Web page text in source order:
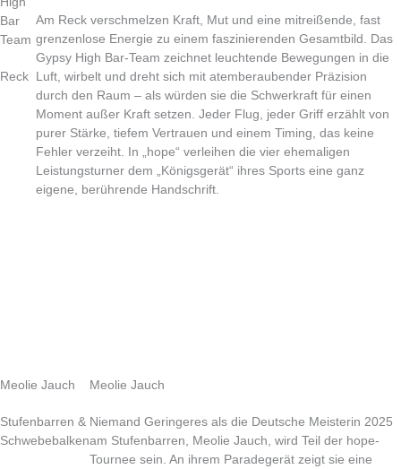
Bar
Team
Reck
Am Reck verschmelzen Kraft, Mut und eine mitreißende, fast
grenzenlose Energie zu einem faszinierenden Gesamtbild. Das
Gypsy High Bar-Team zeichnet leuchtende Bewegungen in die
Luft, wirbelt und dreht sich mit atemberaubender Präzision
durch den Raum – als würden sie die Schwerkraft für einen
Moment außer Kraft setzen. Jeder Flug, jeder Griff erzählt von
purer Stärke, tiefem Vertrauen und einem Timing, das keine
Fehler verzeiht. In „hope“ verleihen die vier ehemaligen
Leistungsturner dem „Königsgerät“ ihres Sports eine ganz
eigene, berührende Handschrift.
Meolie Jauch
Stufenbarren &
Schwebebalken
Meolie Jauch
Niemand Geringeres als die Deutsche Meisterin 2025
am Stufenbarren, Meolie Jauch, wird Teil der hope-
Tournee sein. An ihrem Paradegerät zeigt sie eine